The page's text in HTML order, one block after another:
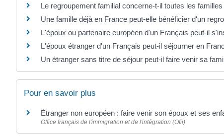
Le regroupement familial concerne-t-il toutes les
Une famille déjà en France peut-elle bénéficier d'un
L'époux ou partenaire européen d'un Français peut-il
L'époux étranger d'un Français peut-il séjourner en
Un étranger sans titre de séjour peut-il faire venir sa
Pour en savoir plus
Étranger non européen : faire venir son époux et ses
Office français de l'immigration et de l'intégration (Ofii)